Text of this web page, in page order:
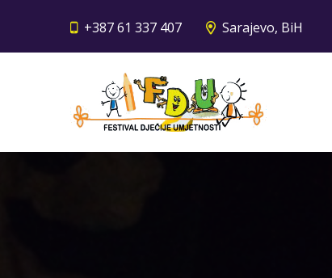
+387 61 337 407 Sarajevo, BiH